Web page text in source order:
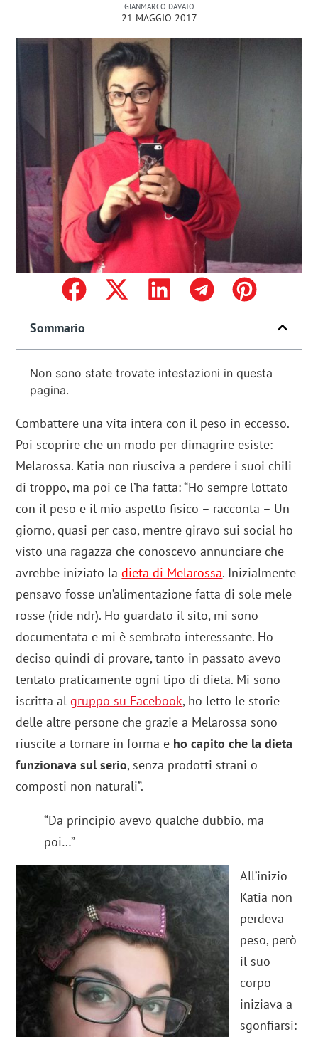
GIANMARCO DAVATO
21 MAGGIO 2017
Sommario
Non sono state trovate intestazioni in questa
pagina.
Combattere una vita intera con il peso in eccesso.
Poi scoprire che un modo per dimagrire esiste:
Melarossa. Katia non riusciva a perdere i suoi chili
di troppo, ma poi ce l’ha fatta: “Ho sempre lottato
con il peso e il mio aspetto fisico – racconta – Un
giorno, quasi per caso, mentre giravo sui social ho
visto una ragazza che conoscevo annunciare che
avrebbe iniziato ladieta di Melarossa. Inizialmente
pensavo fosse un’alimentazione fatta di sole mele
rosse (ride ndr). Ho guardato il sito, mi sono
documentata e mi è sembrato interessante. Ho
deciso quindi di provare, tanto in passato avevo
tentato praticamente ogni tipo di dieta. Mi sono
iscritta algruppo su Facebook, ho letto le storie
delle altre persone che grazie a Melarossa sono
riuscite a tornare in forma e ho capito che la dieta
funzionava sul serio, senza prodotti strani o
composti non naturali”.
“Da principio avevo qualche dubbio, ma
poi…”
All’inizio
Katia non
perdeva
peso, però
il suo
corpo
iniziava a
sgonfiarsi: